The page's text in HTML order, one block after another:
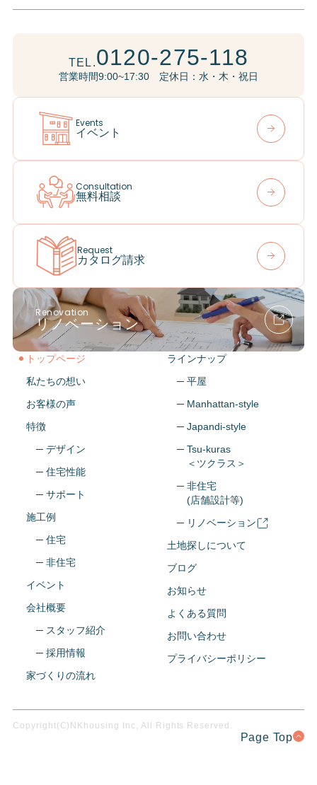
トップページ
私たちの想い
お客様の声
特徴
─ デザイン
─ 住宅性能
─ サポート
施工例
─ 住宅
─ 非住宅
イベント
会社概要
─ スタッフ紹介
─ 採用情報
家づくりの流れ
ラインナップ
─ 平屋
─ Manhattan-style
─ Japandi-style
─ Tsu-kuras
＜ツクラス＞
─ 非住宅
(店舗設計等)
─ リノベーション
土地探しについて
ブログ
お知らせ
よくある質問
お問い合わせ
プライバシーポリシー
TEL.0120-275-118
営業時間9:00~17:30 定休日：水・木・祝日
Events
イベント
Consultation
無料相談
Request
カタログ請求
Renovation
リノベーション
Copyright(C)NKhousing Inc, All Rights Reserved.
Page Top